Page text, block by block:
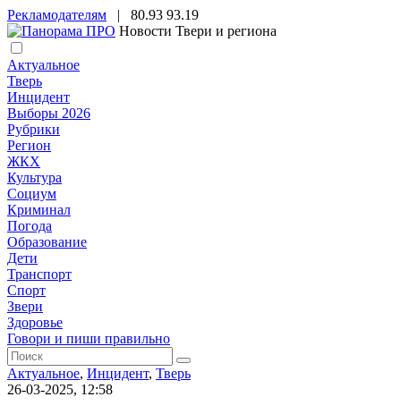
Рекламодателям | 80.93 93.19
Новости Твери и региона
Актуальное
Тверь
Инцидент
Выборы 2026
Рубрики
Регион
ЖКХ
Культура
Социум
Криминал
Погода
Образование
Дети
Транспорт
Спорт
Звери
Здоровье
Говори и пиши правильно
Актуальное, Инцидент, Тверь
26-03-2025, 12:58